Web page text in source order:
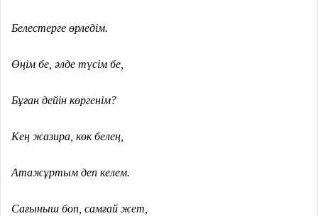
Белестерге өрледім.
Өңім бе, әлде түсім бе,
Бұған дейін көргенім?
Кең жазира, көк белең,
Атажұртым деп келем.
Сағыныш боп, самғай жет,